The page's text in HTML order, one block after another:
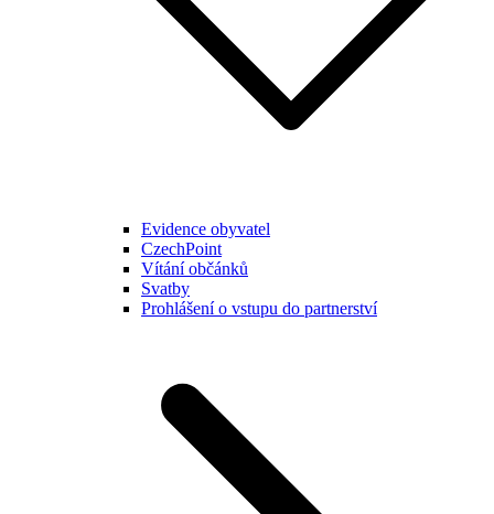
Evidence obyvatel
CzechPoint
Vítání občánků
Svatby
Prohlášení o vstupu do partnerství